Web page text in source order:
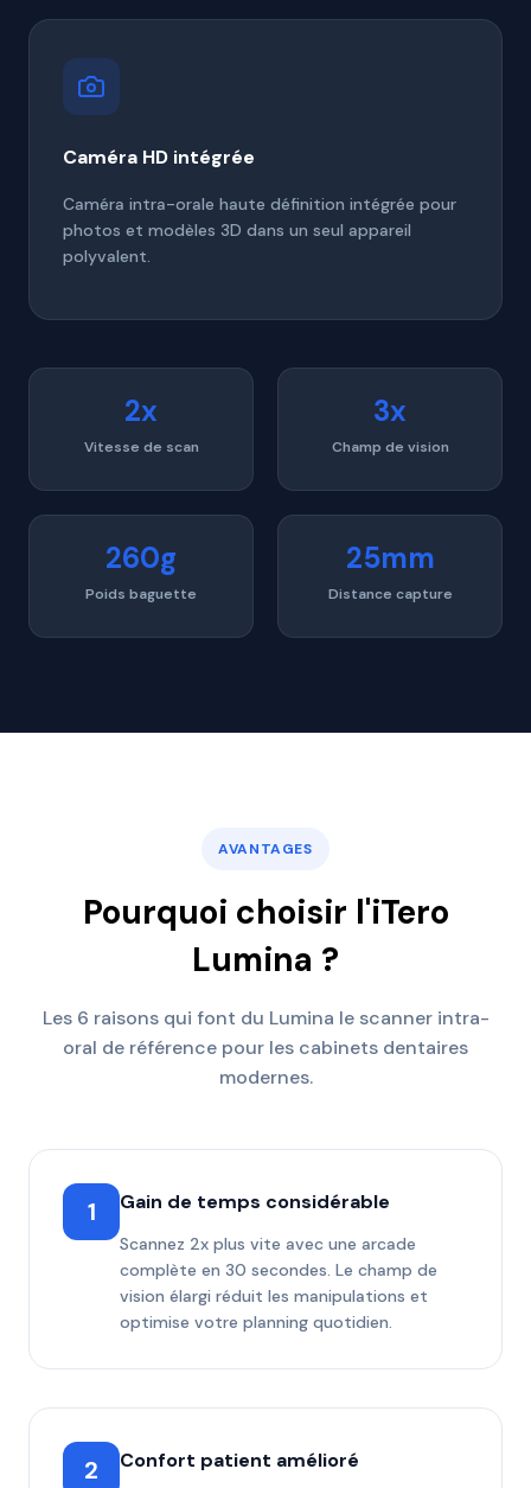
Caméra HD intégrée
Caméra intra-orale haute définition intégrée pour
photos et modèles 3D dans un seul appareil
polyvalent.
2x
Vitesse de scan
3x
Champ de vision
260g
Poids baguette
25mm
Distance capture
AVANTAGES
Pourquoi choisir l'iTero
Lumina ?
Les 6 raisons qui font du Lumina le scanner intra-
oral de référence pour les cabinets dentaires
modernes.
1 Gain de temps considérable
Scannez 2x plus vite avec une arcade
complète en 30 secondes. Le champ de
vision élargi réduit les manipulations et
optimise votre planning quotidien.
2 Confort patient amélioré